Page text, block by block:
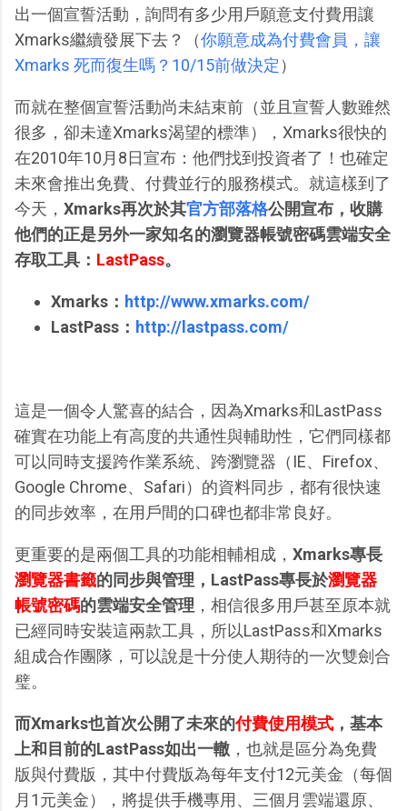
出一個宣誓活動，詢問有多少用戶願意支付費用讓
Xmarks繼續發展下去？（你願意成為付費會員，讓
Xmarks 死而復生嗎？10/15前做決定 ）
而就在整個宣誓活動尚未結束前（並且宣誓人數雖然
很多，卻未達Xmarks渴望的標準），Xmarks很快的
在2010年10月8日宣布：他們找到投資者了！也確定
未來會推出免費、付費並行的服務模式。就這樣到了
今天， Xmarks再次於其官方部落格公開宣布，收購
他們的正是另外一家知名的瀏覽器帳號密碼雲端安全
存取工具： LastPass。
Xmarks： http://www.xmarks.com/
LastPass： http://lastpass.com/
這是一個令人驚喜的結合，因為Xmarks和LastPass
確實在功能上有高度的共通性與輔助性，它們同樣都
可以同時支援跨作業系統、跨瀏覽器（IE、Firefox、
Google Chrome、Safari）的資料同步，都有很快速
的同步效率，在用戶間的口碑也都非常良好。
更重要的是兩個工具的功能相輔相成， Xmarks專長
瀏覽器書籤的同步與管理，LastPass專長於瀏覽器
帳號密碼的雲端安全管理 ，相信很多用戶甚至原本就
已經同時安裝這兩款工具，所以LastPass和Xmarks
組成合作團隊，可以說是十分使人期待的一次雙劍合
璧。
而Xmarks也首次公開了未來的付費使用模式 ，基本
上和目前的LastPass如出一轍 ，也就是區分為免費
版與付費版，其中付費版為每年支付12元美金（每個
月1元美金），將提供手機專用、三個月雲端還原、